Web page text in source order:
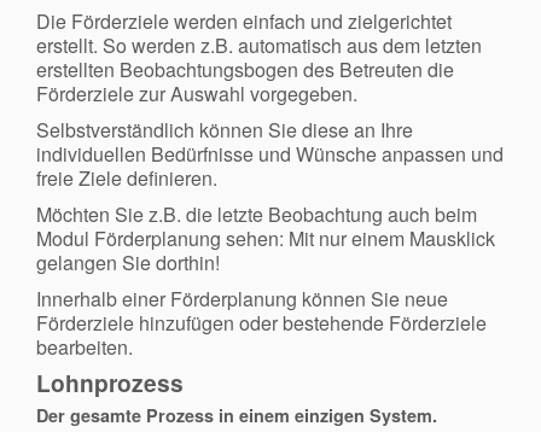
Die Förderziele werden einfach und zielgerichtet
erstellt. So werden z.B. automatisch aus dem letzten
erstellten Beobachtungsbogen des Betreuten die
Förderziele zur Auswahl vorgegeben.
Selbstverständlich können Sie diese an Ihre
individuellen Bedürfnisse und Wünsche anpassen und
freie Ziele definieren.
Möchten Sie z.B. die letzte Beobachtung auch beim
Modul Förderplanung sehen: Mit nur einem Mausklick
gelangen Sie dorthin!
Innerhalb einer Förderplanung können Sie neue
Förderziele hinzufügen oder bestehende Förderziele
bearbeiten.
Lohnprozess
Der gesamte Prozess in einem einzigen System.